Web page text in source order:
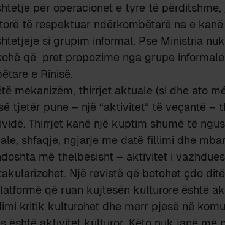
për operacionet e tyre të
të respektuar ndërkombëtarë na e
si grupim informal. Pse Ministria
që pret propozime nga grupe
e Rinisë.
mekanizëm, thirrjet aktuale (si dhe ato
tjetër pune – një “aktivitet” të veçantë –
Thirrjet kanë një kuptim shumë të
shfaqje, ngjarje me datë fillimi dhe
më thelbësisht – aktivitet i
Një revistë që botohet çdo
që ruan kujtesën kulturore është
kritik kulturohet dhe merr pjesë në